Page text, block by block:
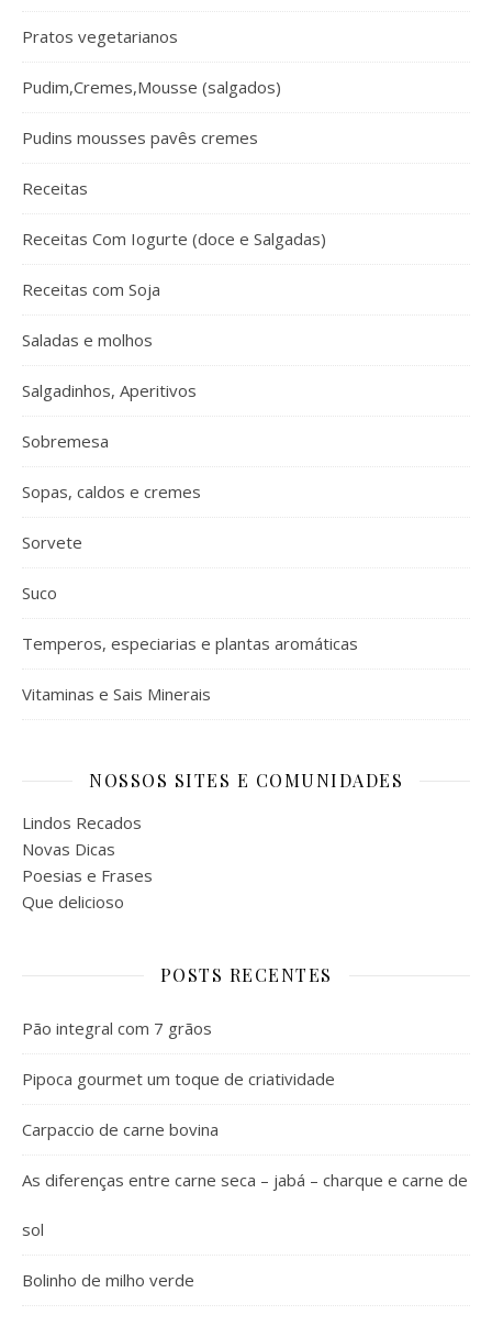
Pratos vegetarianos
Pudim,Cremes,Mousse (salgados)
Pudins mousses pavês cremes
Receitas
Receitas Com Iogurte (doce e Salgadas)
Receitas com Soja
Saladas e molhos
Salgadinhos, Aperitivos
Sobremesa
Sopas, caldos e cremes
Sorvete
Suco
Temperos, especiarias e plantas aromáticas
Vitaminas e Sais Minerais
NOSSOS SITES E COMUNIDADES
Lindos Recados
Novas Dicas
Poesias e Frases
Que delicioso
POSTS RECENTES
Pão integral com 7 grãos
Pipoca gourmet um toque de criatividade
Carpaccio de carne bovina
As diferenças entre carne seca – jabá – charque e carne de
sol
Bolinho de milho verde